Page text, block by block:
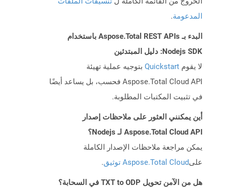
المدعومة.
البدء بـ Aspose.Total REST APIs باستخدام
Nodejs SDK: دليل المبتدئين
لا يقوم Quickstart بتوجيه عملية تهيئة
Aspose.Total Cloud API فحسب، بل يساعد أيضًا
في تثبيت المكتبات المطلوبة.
أين يمكنني العثور على ملاحظات إصدار
Aspose.Total Cloud API لـ Nodejs؟
يمكن مراجعة ملاحظات الإصدار الكاملة
علىAspose.Total Cloud توثيق .
هل من الآمن تحويل TXT to ODP في السحابة؟